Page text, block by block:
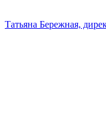
Татьяна Бережная,